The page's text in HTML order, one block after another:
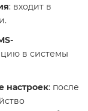
: входит в
в системы
настроек: после